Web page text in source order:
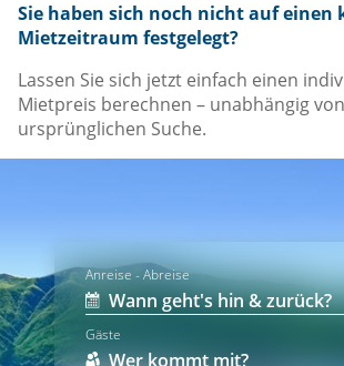
Sie haben sich noch nicht auf einen
Mietzeitraum festgelegt?
Lassen Sie sich jetzt einfach einen
Mietpreis berechnen – unabhängig
ursprünglichen Suche.
Anreise - Abreise
Gäste